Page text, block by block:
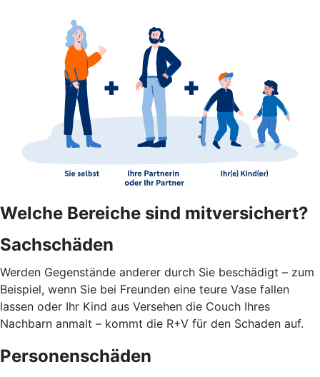
Welche Bereiche sind mitversichert?
Sachschäden
Werden Gegenstände anderer durch Sie beschädigt – zum
Beispiel, wenn Sie bei Freunden eine teure Vase fallen
lassen oder Ihr Kind aus Versehen die Couch Ihres
Nachbarn anmalt – kommt die R+V für den Schaden auf.
Personenschäden